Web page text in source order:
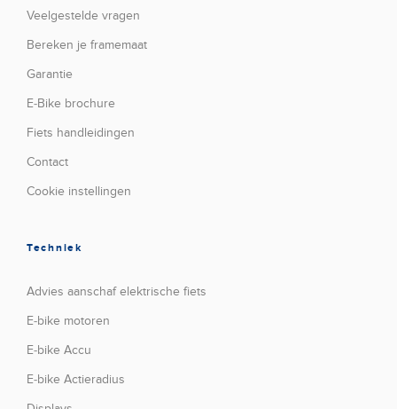
Veelgestelde vragen
Bereken je framemaat
Garantie
E-Bike brochure
Fiets handleidingen
Contact
Cookie instellingen
Techniek
Advies aanschaf elektrische fiets
E-bike motoren
E-bike Accu
E-bike Actieradius